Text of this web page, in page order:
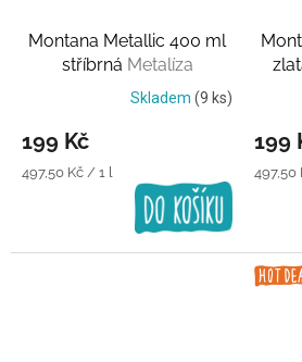
Montana Metallic 400 ml
stříbrná Metalíza
Skladem (9 ks)
199 Kč
Měrná
497,50 Kč / 1 l
199
Měrná
497,50